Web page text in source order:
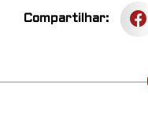
Compartilhar: